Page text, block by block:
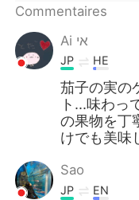
Türkçe
Português
Commentaires
Ai אי
JP HE
茄子の実の
ト...味わっ
の果物を丁
けでも美味
Sao
JP EN